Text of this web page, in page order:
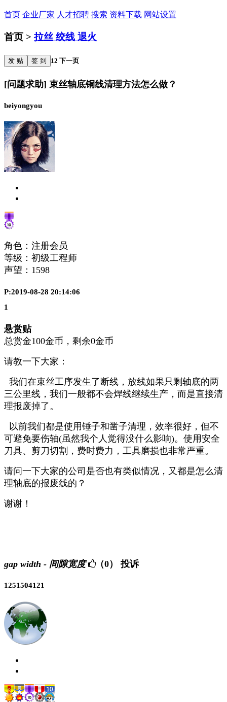
首页 企业厂家 人才招聘 搜索 资料下载 网站设置
首页 > 拉丝 绞线 退火
发 贴 签 到 12 下一页
[问题求助] 束丝轴底铜线清理方法怎么做？
beiyongyou
角色：注册会员
等级：初级工程师
声望： 1598
P:2019-08-28 20:14:06
1
悬赏贴
总赏金100金币，剩余0金币
请教一下大家：
我们在束丝工序发生了断线，放线如果只剩轴底的两
三公里线，我们一般都不会焊线继续生产，而是直接清
理报废掉了。
以前我们都是使用锤子和凿子清理，效率很好，但不
可避免要伤轴(虽然我个人觉得没什么影响)。使用安全
刀具、剪刀切割，费时费力，工具磨损也非常严重。
请问一下大家的公司是否也有类似情况，又都是怎么清
理轴底的报废线的？
谢谢！
gap width - 间隙宽度 （0） 投诉
1251504121